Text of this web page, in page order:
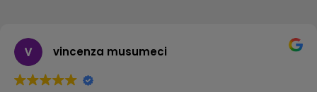
vincenza musumeci